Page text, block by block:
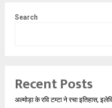
Search
Recent Posts
अल्मोड़ा के रवि टम्टा ने रचा इतिहास,